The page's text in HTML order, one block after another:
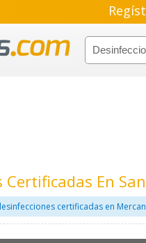
Certificadas En
certificadas en